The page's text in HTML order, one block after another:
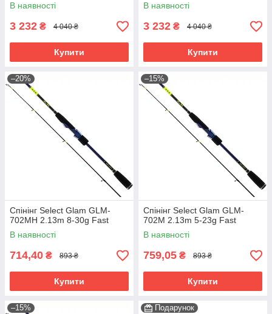
В наявності
3 232 ₴ 4 040 ₴
Купити
В наявності
3 232 ₴ 4 040 ₴
Купити
–20%
Спінінг Select Glam GLM-
702MH 2.13m 8-30g Fast
В наявності
714,40 ₴ 893 ₴
Купити
–15%
Спінінг Select Glam GLM-
702M 2.13m 5-23g Fast
В наявності
759,05 ₴ 893 ₴
Купити
–15% Подарунок